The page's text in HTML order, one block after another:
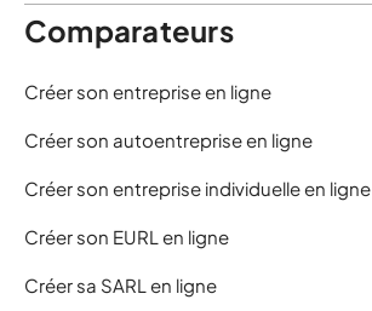
Comparateurs
Créer son entreprise en ligne
Créer son autoentreprise en ligne
Créer son entreprise individuelle en ligne
Créer son EURL en ligne
Créer sa SARL en ligne